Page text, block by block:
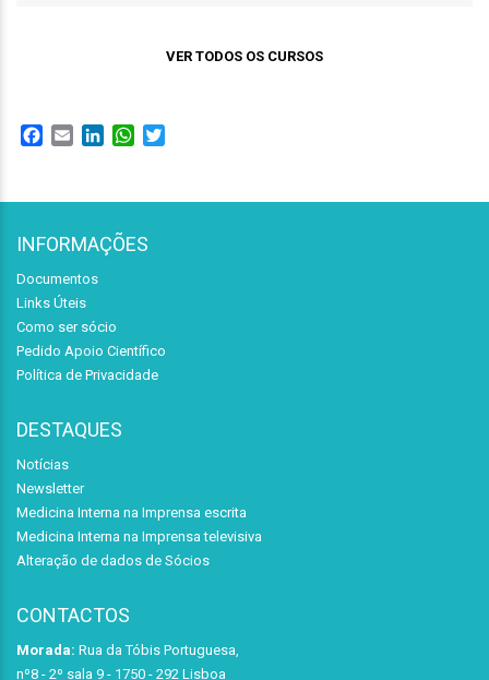
VER TODOS OS CURSOS
Facebook
Email LinkedInWhatsApp
INFORMAÇÕES
Documentos
Links Úteis
Como ser sócio
Pedido Apoio Científico
Política de Privacidade
DESTAQUES
Notícias
Newsletter
Medicina Interna na Imprensa escrita
Medicina Interna na Imprensa televisiva
Alteração de dados de Sócios
CONTACTOS
Morada: Rua da Tóbis Portuguesa,
nº8 - 2º sala 9 - 1750 - 292 Lisboa